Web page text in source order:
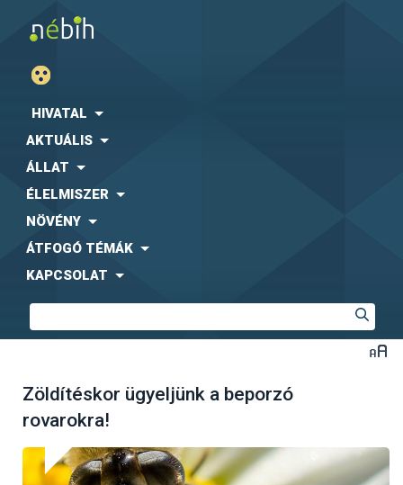
HIVATAL
AKTUÁLIS
ÁLLAT
ÉLELMISZER
NÖVÉNY
ÁTFOGÓ TÉMÁK
KAPCSOLAT
Zöldítéskor ügyeljünk a beporzó
rovarokra!